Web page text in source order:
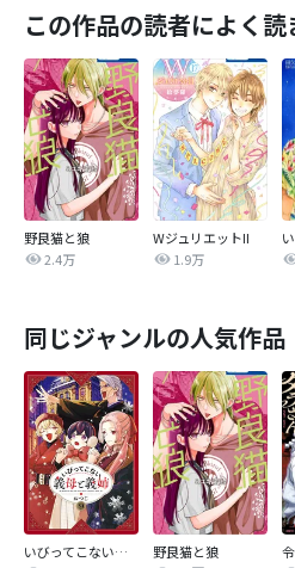
この作品の読者によく
野良猫と狼
2.4万
WジュリエットII
1.9万
同じジャンルの人気作品
いびってこない義母と義姉
野良猫と狼